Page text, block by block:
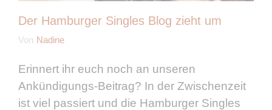
Der Hamburger Singles Blog zieht um
Von Nadine
Erinnert ihr euch noch an unseren
Ankündigungs-Beitrag? In der Zwischenzeit
ist viel passiert und die Hamburger Singles